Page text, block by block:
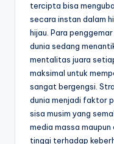
tercipta bisa
secara instan dalam
hijau. Para
dunia sedang
mentalitas juara
maksimal untuk
sangat bergengsi.
dunia menjadi faktor
sisa musim yang
media massa
tinggi terhadap